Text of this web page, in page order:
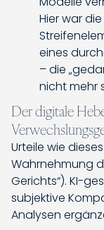
Hier war
eines
– die
nicht mehr
Der digitale
Urteile wie
Wahrnehmung
Gerichts“). KI-
subjektive
Analysen